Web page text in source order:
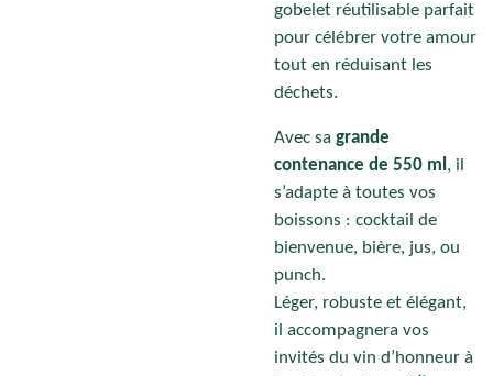
gobelet réutilisable parfait
pour célébrer votre amour
tout en réduisant les
déchets.
Avec sa grande
contenance de 550 ml, il
s’adapte à toutes vos
boissons : cocktail de
bienvenue, bière, jus, ou
punch.
Léger, robuste et élégant,
il accompagnera vos
invités du vin d’honneur à